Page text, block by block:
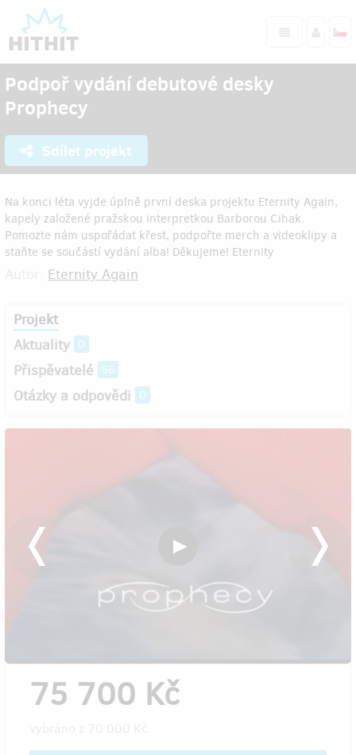
Podpoř vydání debutové desky
Prophecy
Sdílet projekt
Na konci léta vyjde úplně první deska projektu Eternity Again,
kapely založené pražskou interpretkou Barborou Cihak.
Pomozte nám uspořádat křest, podpořte merch a videoklipy a
staňte se součástí vydání alba! Děkujeme! Eternity
Eternity Again
Projekt
Aktuality 0
Přispěvatelé 56
Otázky a odpovědi 0
75 700 Kč